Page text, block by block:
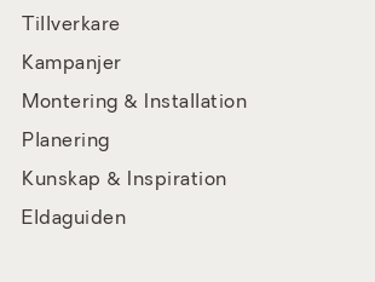
Tillverkare
Kampanjer
Montering & Installation
Planering
Kunskap & Inspiration
Eldaguiden